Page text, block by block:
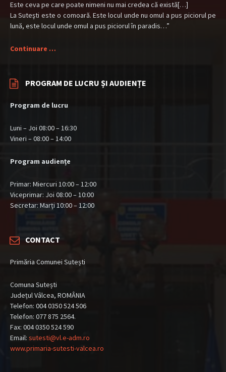
Este ceva pe care poate nimeni nu mai credea că există[…]
La Suteşti este o comoară. Este locul unde nu omul a pus piciorul pe
lună, este locul unde omul a pus piciorul în paradis…”
Continuare …
PROGRAM DE LUCRU ȘI AUDIENȚE
Program de lucru
Luni – Joi 08:00 – 16:30
Vineri – 08:00 – 14:00
Program audiențe
Primar: Miercuri 10:00 – 12:00
Viceprimar: Joi 08:00 – 10:00
Secretar: Marți 10:00 – 12:00
CONTACT
Primăria Comunei Sutești
Comuna Sutești
Județul Vâlcea, ROMÂNIA
Telefon: 004 0350 524 506
Telefon: 077 875 2564.
Fax: 004 0350 524 590
Email: sutesti@vl.e-adm.ro
www.primaria-sutesti-valcea.ro